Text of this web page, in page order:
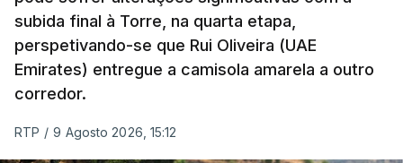
Marítimo na receção ao Casa Pia (1-0).
Programa da 1.ª jornada
Estoril Praia – Famalicão, 1-1
subida final à Torre, na quarta etapa,
perspetivando-se que Rui Oliveira (UAE
Emirates) entregue a camisola amarela a outro
corredor.
RTP / 9 Agosto 2026, 15:12